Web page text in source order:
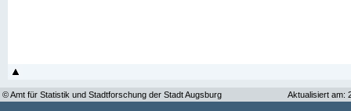
© Amt für Statistik und Stadtforschung der Stadt Augsburg Aktualisiert am: